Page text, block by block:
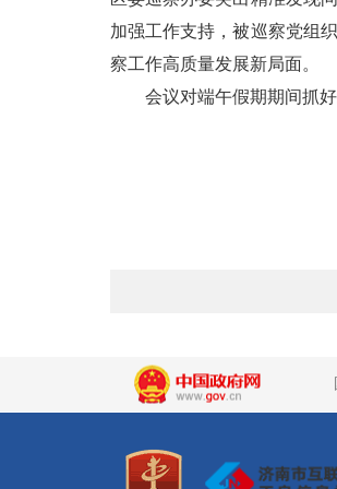
加强工作支持，被巡察党组
察工作高质量发展新局面。
会议对端午假期期间抓